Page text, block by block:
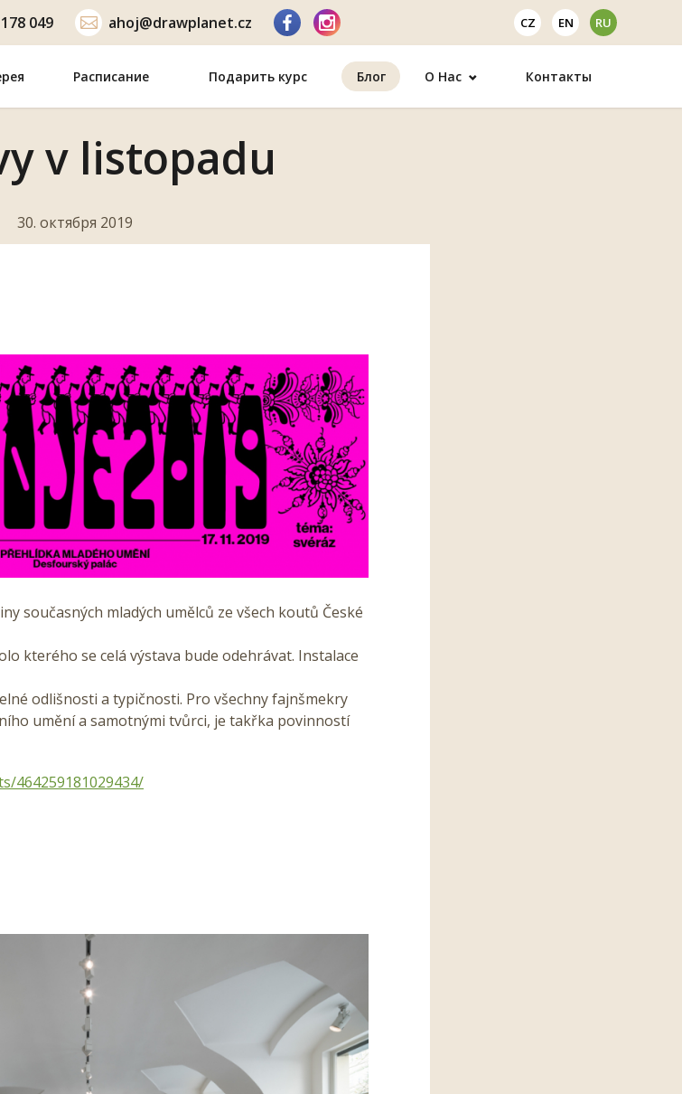
049 ahoj@drawplanet.cz CZ EN RU
Расписание Подарить курс Блог О Нас Контакты
v listopadu
30. октября 2019
současných mladých umělců ze všech koutů České
kterého se celá výstava bude odehrávat. Instalace
odlišnosti a typičnosti. Pro všechny fajnšmekry
umění a samotnými tvůrci, je takřka povinností
464259181029434/